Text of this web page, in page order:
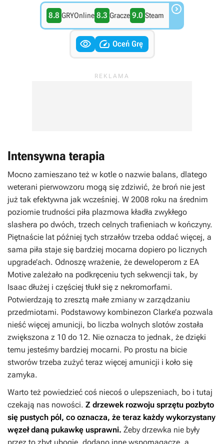
8.8 GRYOnline 8.3 Gracze 9.0 Steam 
  Oceń Grę
Intensywna terapia
Mocno zamieszano też w kotle o nazwie balans, dlatego
weterani pierwowzoru mogą się zdziwić, że broń nie jest
już tak efektywna jak wcześniej. W 2008 roku na średnim
poziomie trudności piła plazmowa kładła zwykłego
slashera po dwóch, trzech celnych trafieniach w kończyny.
Piętnaście lat później tych strzałów trzeba oddać więcej, a
sama piła staje się bardziej mocarna dopiero po licznych
upgrade’ach. Odnoszę wrażenie, że deweloperom z EA
Motive zależało na podkręceniu tych sekwencji tak, by
Isaac dłużej i częściej tłukł się z nekromorfami.
Potwierdzają to zresztą małe zmiany w zarządzaniu
przedmiotami. Podstawowy kombinezon Clarke’a pozwala
nieść więcej amunicji, bo liczba wolnych slotów została
zwiększona z 10 do 12. Nie oznacza to jednak, że dzięki
temu jesteśmy bardziej mocarni. Po prostu na bicie
stworów trzeba zużyć teraz więcej amunicji i koło się
zamyka.
Warto też powiedzieć coś niecoś o ulepszeniach, bo i tutaj
czekają nas nowości. Z drzewek rozwoju sprzętu pozbyto
się pustych pól, co oznacza, że teraz każdy wykorzystany
węzeł daną pukawkę usprawni. Żeby drzewka nie były